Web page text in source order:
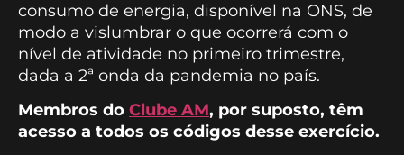
consumo de energia, disponível na ONS, de
modo a vislumbrar o que ocorrerá com o
nível de atividade no primeiro trimestre,
dada a 2ª onda da pandemia no país.
Membros do Clube AM, por suposto, têm
acesso a todos os códigos desse exercício.